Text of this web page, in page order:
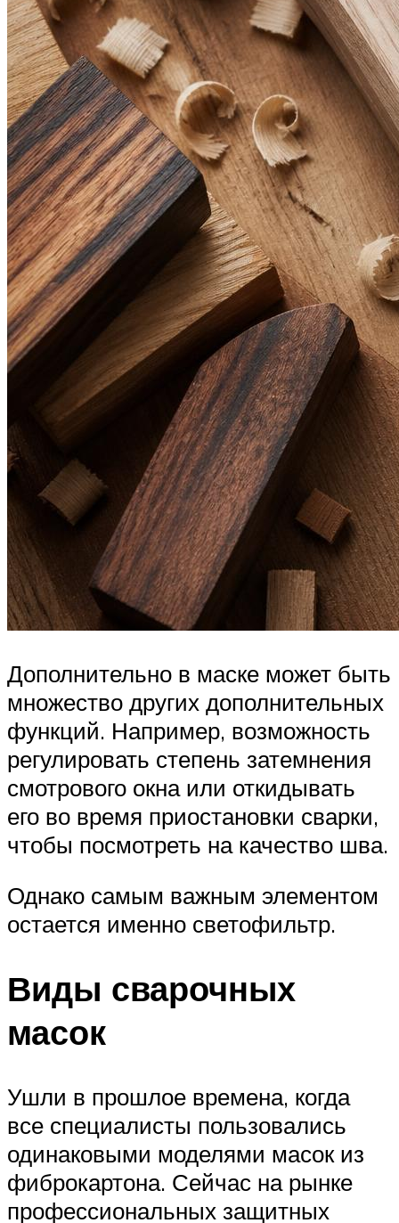
Дополнительно в маске может быть
множество других дополнительных
функций. Например, возможность
регулировать степень затемнения
смотрового окна или откидывать
его во время приостановки сварки,
чтобы посмотреть на качество шва.
Однако самым важным элементом
остается именно светофильтр.
Виды сварочных
масок
Ушли в прошлое времена, когда
все специалисты пользовались
одинаковыми моделями масок из
фиброкартона. Сейчас на рынке
профессиональных защитных